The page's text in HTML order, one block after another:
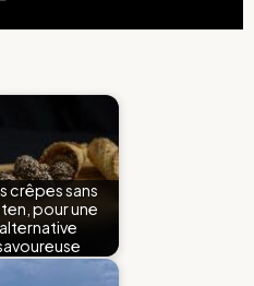
crêpes sans
pour une
alternative